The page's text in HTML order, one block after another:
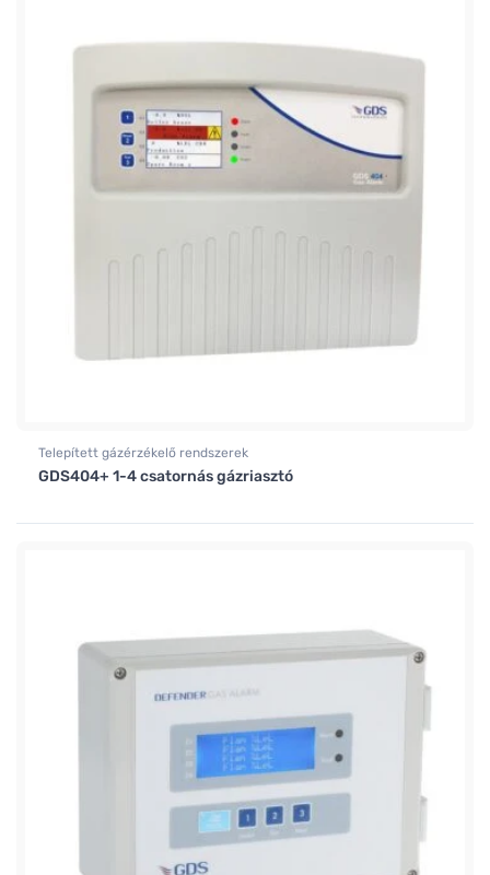
Telepített gázérzékelő rendszerek
GDS404+ 1-4 csatornás gázriasztó